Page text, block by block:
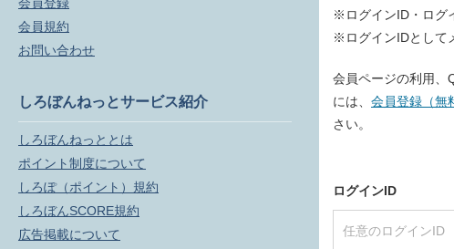
会員規約
お問い合わせ
しろぼんねっとサービス紹介
しろぼんねっととは
ポイント制度について
しろぽ（ポイント）規約
しろぼんSCORE規約
広告掲載について
※ログインID・ログ
※ログインIDとして
会員ページの利用、
には、 会員登録（無
さい。
ログインID